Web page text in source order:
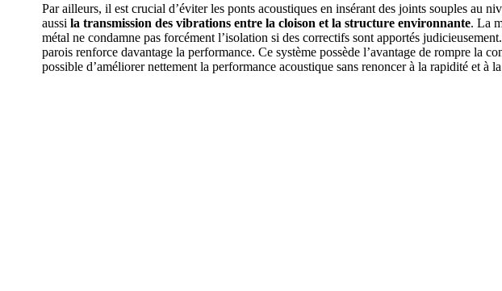
Par ailleurs, il est crucial d’éviter les ponts acoustiques en insérant des joints souples au
aussi la transmission des vibrations entre la cloison et la structure environnante. La
métal ne condamne pas forcément l’isolation si des correctifs sont apportés
parois renforce davantage la performance. Ce système possède l’avantage de rompre la
possible d’améliorer nettement la performance acoustique sans renoncer à la rapidité et à